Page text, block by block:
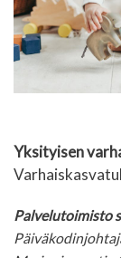
Yksityisen
Palvelutoimisto